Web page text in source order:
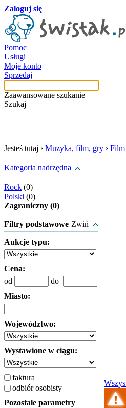
Zaloguj się
Pomoc
Usługi
Moje konto
Sprzedaj
Zaawansowane szukanie
Szukaj
Jesteś tutaj › Muzyka, film, gry › Film
Kategoria nadrzędna
Rock (0)
Polski (0)
Zagraniczny (0)
Filtry podstawowe Zwiń
Aukcje typu:
Cena:
od
do
Miasto:
Województwo:
Wystawione w ciągu:
faktura
odbiór osobisty
Pozostałe parametry